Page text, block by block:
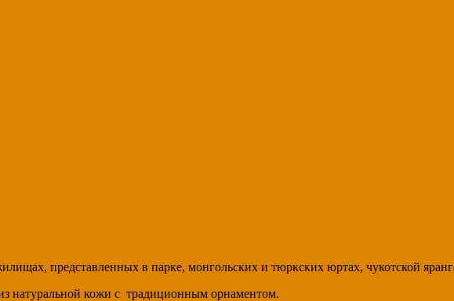
представленных в парке, монгольских и тюркских юртах, чукотской
натуральной кожи с традиционным орнаментом.